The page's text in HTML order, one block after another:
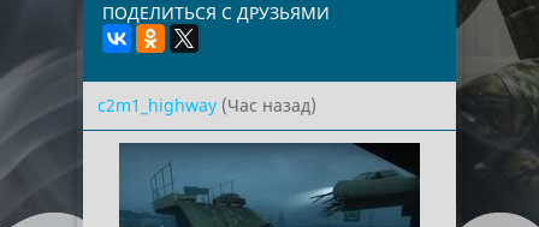
ПОДЕЛИТЬСЯ С ДРУЗЬЯМИ
c2m1_highway (Час назад)